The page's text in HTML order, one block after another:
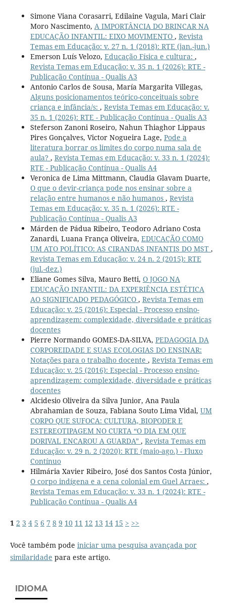
Simone Viana Corasarri, Edilaine Vagula, Mari Clair
Moro Nascimento, A IMPORTÂNCIA DO BRINCAR NA
EDUCAÇÃO INFANTIL: EIXO MOVIMENTO , Revista
Temas em Educação: v. 27 n. 1 (2018): RTE (jan.-jun.)
Emerson Luís Velozo, Educação Física e cultura: ,
Revista Temas em Educação: v. 35 n. 1 (2026): RTE -
Publicação Contínua - Qualis A3
Antonio Carlos de Sousa, María Margarita Villegas,
Alguns posicionamentos teórico-conceituais sobre
criança e infância/s: , Revista Temas em Educação: v.
35 n. 1 (2026): RTE - Publicação Contínua - Qualis A3
Steferson Zanoni Roseiro, Nahun Thiaghor Lippaus
Pires Gonçalves, Victor Nogueira Lage, Pode a
literatura borrar os limites do corpo numa sala de
aula? , Revista Temas em Educação: v. 33 n. 1 (2024):
RTE - Publicação Contínua - Qualis A4
Veronica de Lima Mittmann, Claudia Glavam Duarte,
O que o devir-criança pode nos ensinar sobre a
relação entre humanos e não humanos , Revista
Temas em Educação: v. 35 n. 1 (2026): RTE -
Publicação Contínua - Qualis A3
Márden de Pádua Ribeiro, Teodoro Adriano Costa
Zanardi, Luana França Oliveira, EDUCAÇÃO COMO
UM ATO POLÍTICO: AS CIRANDAS INFANTIS DO MST ,
Revista Temas em Educação: v. 24 n. 2 (2015): RTE
(jul.-dez.)
Eliane Gomes Silva, Mauro Betti, O JOGO NA
EDUCAÇÃO INFANTIL: DA EXPERIÊNCIA ESTÉTICA
AO SIGNIFICADO PEDAGÓGICO , Revista Temas em
Educação: v. 25 (2016): Especial - Processo ensino-
aprendizagem: complexidade, diversidade e práticas
docentes
Pierre Normando GOMES-DA-SILVA, PEDAGOGIA DA
CORPOREIDADE E SUAS ECOLOGIAS DO ENSINAR:
Notações para o trabalho docente , Revista Temas em
Educação: v. 25 (2016): Especial - Processo ensino-
aprendizagem: complexidade, diversidade e práticas
docentes
Alcidesio Oliveira da Silva Junior, Ana Paula
Abrahamian de Souza, Fabiana Souto Lima Vidal, UM
CORPO QUE SUFOCA: CULTURA, BIOPODER E
ESTEREOTIPAGEM NO CURTA “O DIA EM QUE
DORIVAL ENCAROU A GUARDA” , Revista Temas em
Educação: v. 29 n. 2 (2020): RTE (maio-ago.) - Fluxo
Contínuo
Hilmária Xavier Ribeiro, José dos Santos Costa Júnior,
O corpo indígena e a cena colonial em Guel Arraes: ,
Revista Temas em Educação: v. 33 n. 1 (2024): RTE -
Publicação Contínua - Qualis A4
1 2 3 4 5 6 7 8 9 10 11 12 13 14 15 > >>
Você também pode iniciar uma pesquisa avançada por
similaridade para este artigo.
IDIOMA